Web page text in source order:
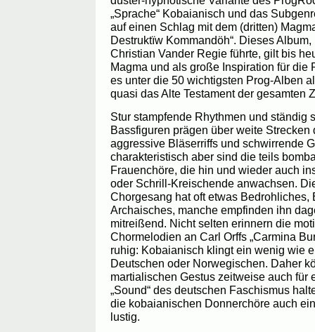
„Sprache“ Kobaianisch und das
auf einen Schlag mit dem (dritten)
Destruktïw Kommandöh“. Dieses
Christian Vander Regie führte, gilt bis
Magma und als große Inspiration für die
es unter die 50 wichtigsten Prog-Alben
quasi das Alte Testament der gesamten
Stur stampfende Rhythmen und ständig
Bassfiguren prägen über weite Strecken
aggressive Bläserriffs und schwirrende
charakteristisch aber sind die teils
Frauenchöre, die hin und wieder auch
oder Schrill-Kreischende anwachsen.
Chorgesang hat oft etwas Bedrohliches,
Archaisches, manche empfinden ihn
mitreißend. Nicht selten erinnern die
Chormelodien an Carl Orffs „Carmina
ruhig: Kobaianisch klingt ein wenig wie
Deutschen oder Norwegischen. Daher
martialischen Gestus zeitweise auch für
„Sound“ des deutschen Faschismus
die kobaianischen Donnerchöre auch
lustig.